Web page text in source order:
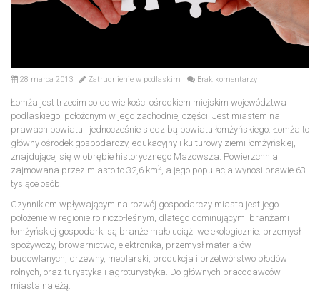
28 marca 2013 Zatrudnienie w podlaskim Brak komentarzy
Łomża jest trzecim co do wielkości ośrodkiem miejskim województwa
podlaskiego, położonym w jego zachodniej części. Jest miastem na
prawach powiatu i jednocześnie siedzibą powiatu łomżyńskiego. Łomża to
główny ośrodek gospodarczy, edukacyjny i kulturowy ziemi łomżyńskiej,
znajdującej się w obrębie historycznego Mazowsza. Powierzchnia
zajmowana przez miasto to 32,6 km2, a jego populacja wynosi prawie 63
tysiące osób.
Czynnikiem wpływającym na rozwój gospodarczy miasta jest jego
położenie w regionie rolniczo-leśnym, dlatego dominującymi branżami
łomżyńskiej gospodarki są branże mało uciążliwe ekologicznie: przemysł
spożywczy, browarnictwo, elektronika, przemysł materiałów
budowlanych, drzewny, meblarski, produkcja i przetwórstwo płodów
rolnych, oraz turystyka i agroturystyka. Do głównych pracodawców
miasta należą: